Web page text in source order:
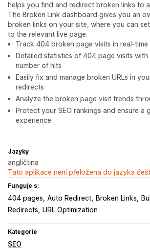
helps you find and redirect broken links to
The Broken Link dashboard gives you an
broken links on your site, where you can
to the relevant live page.
Track 404 broken page visits in real-time
Detailed statistics of 404 page visits with
number of hits
Easily fix and manage broken URLs in
redirects
Analyze the broken page visit trends
Protect your SEO rankings and ensure a
experience
Jazyky
angličtina
Tato aplikace není přeložena do jazyka
Funguje s:
404 pages Auto Redirect Broken Links
Redirects URL Optimization
Kategorie
SEO